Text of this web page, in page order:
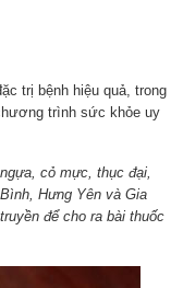
trị bệnh hiệu quả, trong
trình sức khỏe uy
cỏ mực, thục đại,
Hưng Yên và Gia
để cho ra bài thuốc